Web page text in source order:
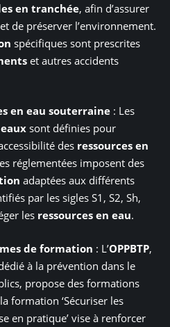
en tranchée, afin d’assurer
de préserver l’environnement.
spécifiques sont prescrites
et autres accidents
en eau souterraine : Les
sont définies pour
des ressources en
réglementées imposent des
adaptées aux différents
par les sigles S1, S2, Sh,
les ressources en eau.
de formation : L’OPPBTP,
à la prévention dans le
propose des formations
formation ‘Sécuriser les
en pratique’ vise à renforcer